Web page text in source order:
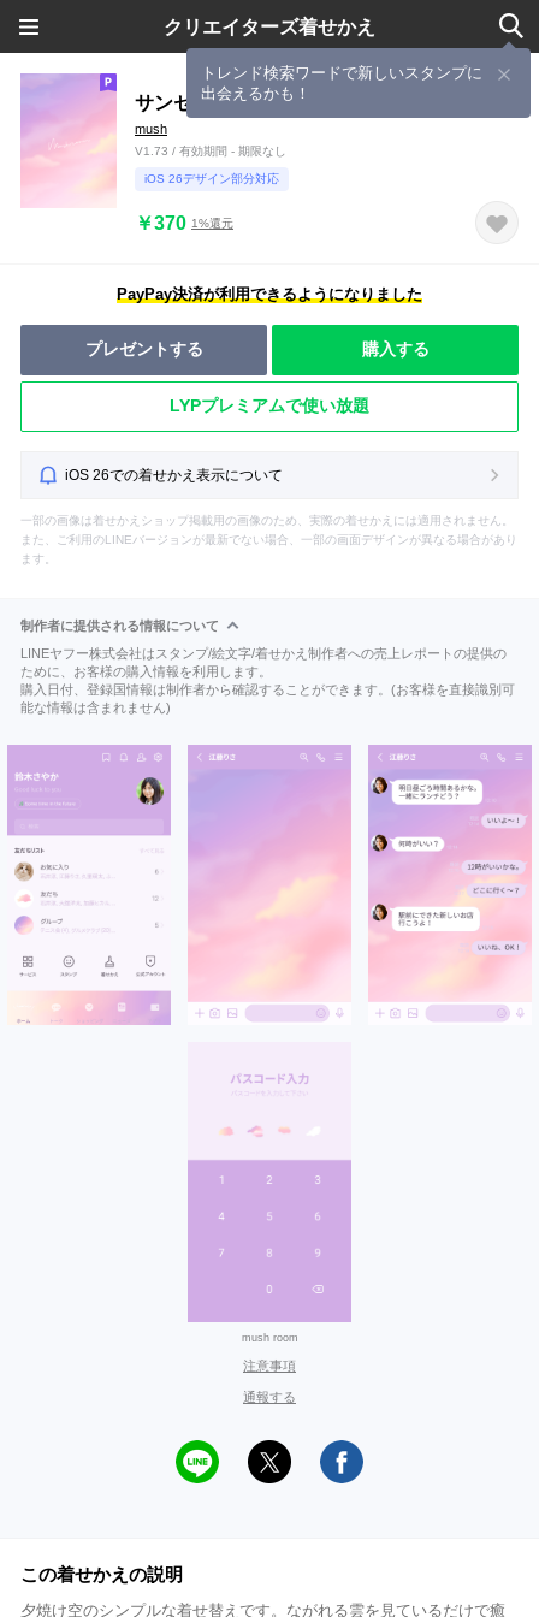
クリエイターズ着せかえ
トレンド検索ワードで新しいスタンプに
出会えるかも！
サンセット mush
mush
V1.73 / 有効期間 - 期限なし
iOS 26デザイン部分対応
￥370 1%還元
PayPay決済が利用できるようになりました
プレゼントする 購入する
LYPプレミアムで使い放題
iOS 26での着せかえ表示について
一部の画像は着せかえショップ掲載用の画像のため、実際の着せかえには適用されません。
また、ご利用のLINEバージョンが最新でない場合、一部の画面デザインが異なる場合があり
ます。
制作者に提供される情報について
LINEヤフー株式会社はスタンプ/絵文字/着せかえ制作者への売上レポートの提供の
ために、お客様の購入情報を利用します。
購入日付、登録国情報は制作者から確認することができます。(お客様を直接識別可
能な情報は含まれません)
mush room
注意事項
通報する
この着せかえの説明
夕焼け空のシンプルな着せ替えです。ながれる雲を見ているだけで癒